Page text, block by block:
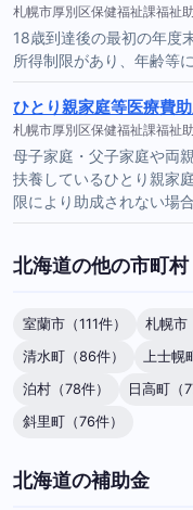
札幌市厚別区保健福祉課福祉
18歳到達後の最初の年度
所得制限があり、年齢等
ひとり親家庭等医療費
札幌市厚別区保健福祉課福祉
母子家庭・父子家庭や両
扶養しているひとり親家
限により助成されない場合
北海道の他の市町村
室蘭市（111件） 札幌市
清水町（86件）
上士幌
泊村（78件）
日高町（
斜里町（76件）
北海道の補助金